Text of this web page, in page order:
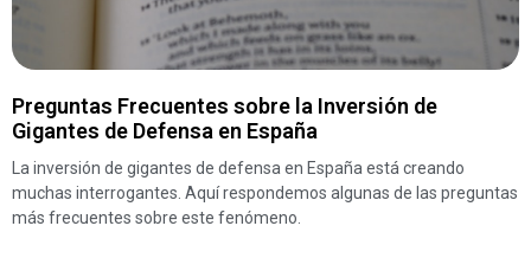
Preguntas Frecuentes sobre la Inversión de
Gigantes de Defensa en España
La inversión de gigantes de defensa en España está creando
muchas interrogantes. Aquí respondemos algunas de las preguntas
más frecuentes sobre este fenómeno.